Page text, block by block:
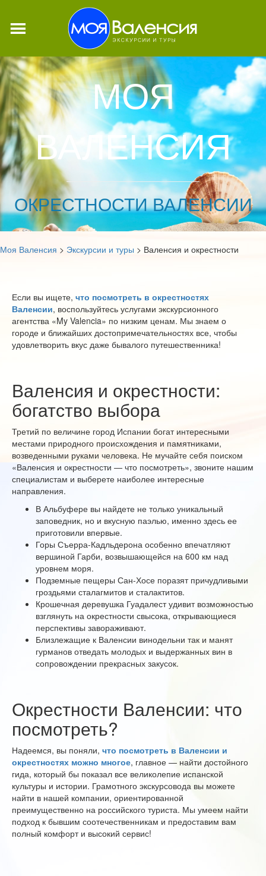
МОЯ
ВАЛЕНСИЯ
ОКРЕСТНОСТИ ВАЛЕНСИИ
Моя Валенсия > Экскурсии и туры > Валенсия и окрестности
Если вы ищете, что посмотреть в окрестностях
Валенсии, воспользуйтесь услугами экскурсионного
агентства «My Valencia» по низким ценам. Мы знаем о
городе и ближайших достопримечательностях все, чтобы
удовлетворить вкус даже бывалого путешественника!
Валенсия и окрестности:
богатство выбора
Третий по величине город Испании богат интересными
местами природного происхождения и памятниками,
возведенными руками человека. Не мучайте себя поиском
«Валенсия и окрестности — что посмотреть», звоните нашим
специалистам и выберете наиболее интересные
направления.
В Альбуфере вы найдете не только уникальный
заповедник, но и вкусную паэлью, именно здесь ее
приготовили впервые.
Горы Съерра-Кадльдерона особенно впечатляют
вершиной Гарби, возвышающейся на 600 км над
уровнем моря.
Подземные пещеры Сан-Хосе поразят причудливыми
гроздьями сталагмитов и сталактитов.
Крошечная деревушка Гуадалест удивит возможностью
взглянуть на окрестности свысока, открывающиеся
перспективы завораживают.
Близлежащие к Валенсии винодельни так и манят
гурманов отведать молодых и выдержанных вин в
сопровождении прекрасных закусок.
Окрестности Валенсии: что
посмотреть?
Надеемся, вы поняли, что посмотреть в Валенсии и
окрестностях можно многое, главное — найти достойного
гида, который бы показал все великолепие испанской
культуры и истории. Грамотного экскурсовода вы можете
найти в нашей компании, ориентированной
преимущественно на российского туриста. Мы умеем найти
подход к бывшим соотечественникам и предоставим вам
полный комфорт и высокий сервис!